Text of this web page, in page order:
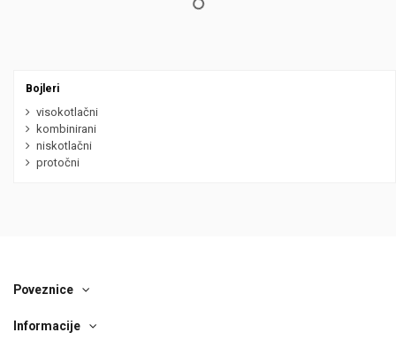
Bojleri
visokotlačni
kombinirani
niskotlačni
protočni
Poveznice
Informacije